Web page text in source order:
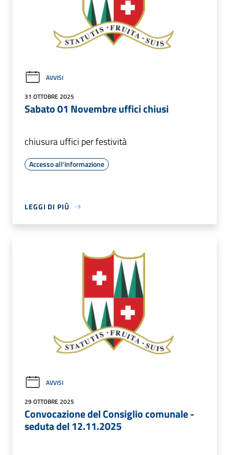
AVVISI
31 OTTOBRE 2025
Sabato 01 Novembre uffici chiusi
chiusura uffici per festività
Accesso all'informazione
LEGGI DI PIÙ
AVVISI
29 OTTOBRE 2025
Convocazione del Consiglio comunale -
seduta del 12.11.2025